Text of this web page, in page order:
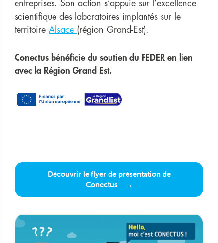
entreprises. Son action s’appuie sur l’excellence
scientifique des laboratoires implantés sur le
territoire Alsace (région Grand-Est).
Conectus bénéficie du soutien du FEDER en lien
avec la Région Grand Est.
Découvrir le flyer de présentation de
Conectus
Play video